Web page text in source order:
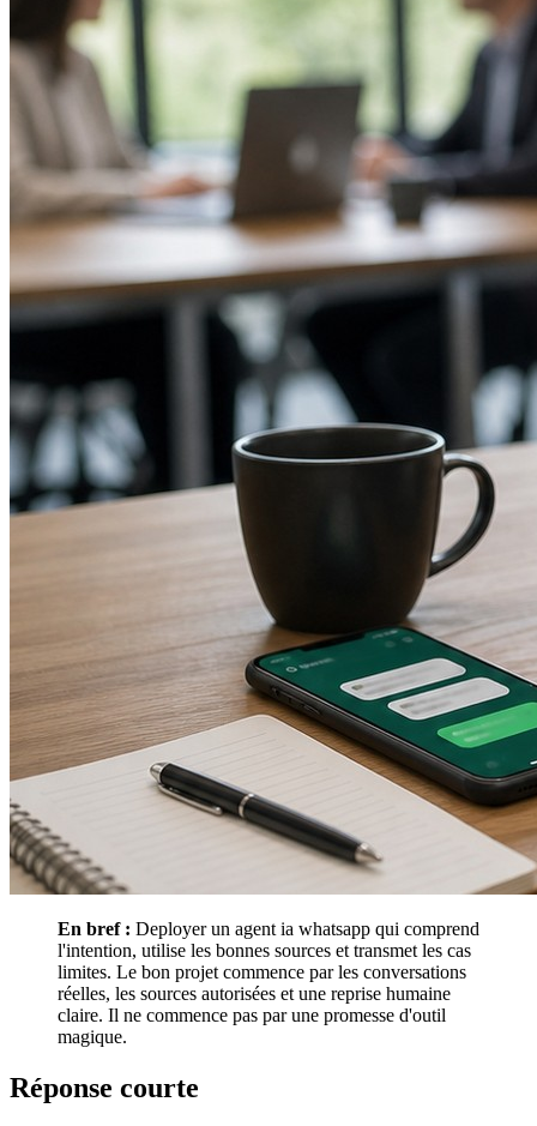
En bref : Deployer un agent ia whatsapp qui comprend
l'intention, utilise les bonnes sources et transmet les cas
limites. Le bon projet commence par les conversations
réelles, les sources autorisées et une reprise humaine
claire. Il ne commence pas par une promesse d'outil
magique.
Réponse courte